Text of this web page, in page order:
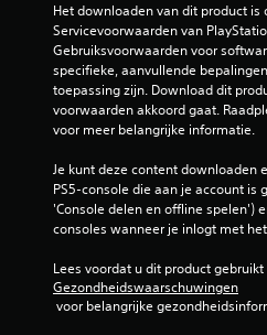
Het downloaden van dit product is
Servicevoorwaarden van
Gebruiksvoorwaarden voor
specifieke, aanvullende
toepassing zijn. Download dit
voorwaarden akkoord gaat.
voor meer belangrijke informatie.
Je kunt deze content downloaden
PS5-console die aan je account is
'Console delen en offline spelen')
consoles wanneer je inlogt met
Lees voordat u dit product gebruikt
Gezondheidswaarschuwingen
voor belangrijke